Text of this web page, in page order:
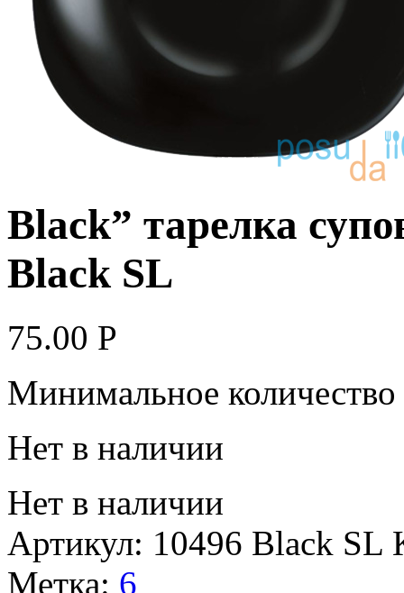
Black” тарелка
Black SL
75.00 Р
Минимальное количество
Нет в наличии
Нет в наличии
Артикул: 10496 Black SL
Метка: 6